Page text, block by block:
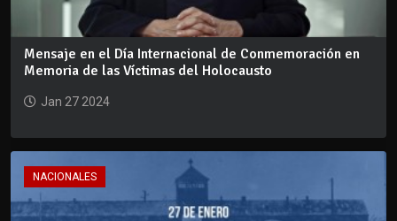
Mensaje en el Día Internacional de Conmemoración en
Memoria de las Víctimas del Holocausto
Jan 27 2024
NACIONALES